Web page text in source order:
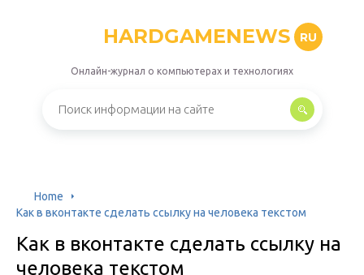
HARDGAMENEWS RU
Онлайн-журнал о компьютерах и технологиях
Home
Как в вконтакте сделать ссылку на человека текстом
Как в вконтакте сделать ссылку на
человека текстом